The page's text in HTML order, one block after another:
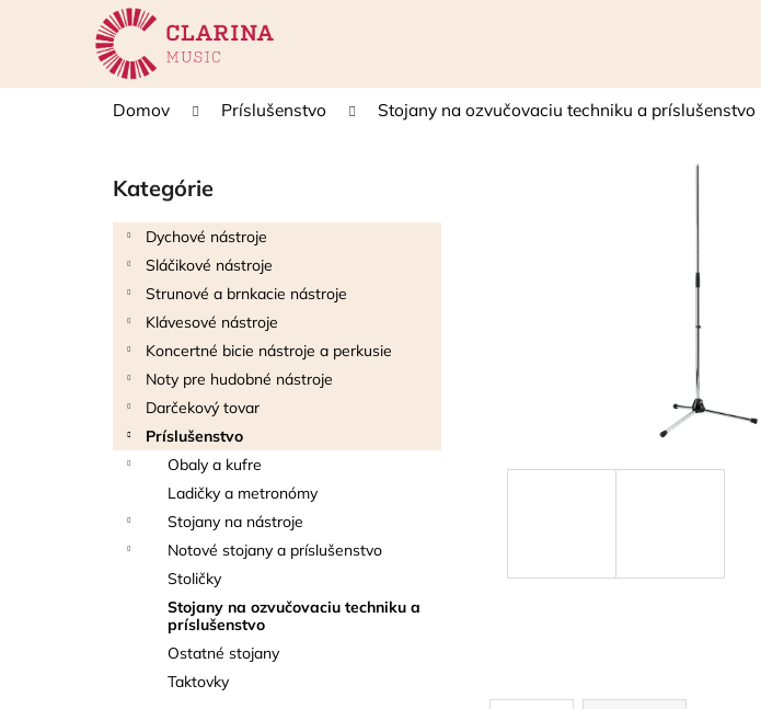
Domov Príslušenstvo Stojany na ozvučovaciu techniku a príslušenstvo
Preskočiť
kategórie
Kategórie
Dychové nástroje
Sláčikové nástroje
Strunové a brnkacie nástroje
Klávesové nástroje
Koncertné bicie nástroje a perkusie
Noty pre hudobné nástroje
Darčekový tovar
Príslušenstvo
Obaly a kufre
Ladičky a metronómy
Stojany na nástroje
Notové stojany a príslušenstvo
Stoličky
Stojany na ozvučovaciu techniku a
príslušenstvo
Ostatné stojany
Taktovky
í
Späť
do
Späť
do
Čo potrebujete nájsť?
THOMANN FLOW-BALL
3 €